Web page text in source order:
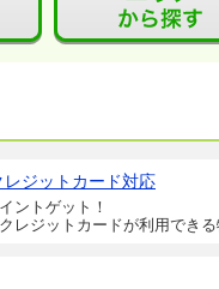
レジットカード対応
ントゲット！
レジットカードが利用でき